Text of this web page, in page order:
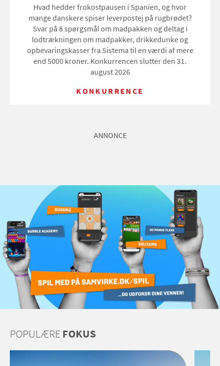
Hvad hedder frokostpausen i Spanien, og hvor
mange danskere spiser leverpostej på rugbrødet?
Svar på 8 spørgsmål om madpakken og deltag i
lodtrækningen om madpakker, drikkedunke og
opbevaringskasser fra Sistema til en værdi af mere
end 5000 kroner. Konkurrencen slutter den 31.
august 2026
KONKURRENCE
ANNONCE
POPULÆRE FOKUS